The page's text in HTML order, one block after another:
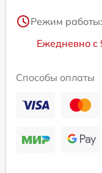
Режим работы:
Ежедневно с
Способы оплаты